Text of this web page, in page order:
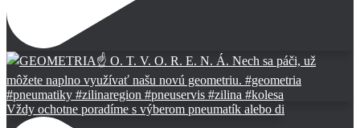
Vždy ochotne poradíme s výberom pneumatík alebo di